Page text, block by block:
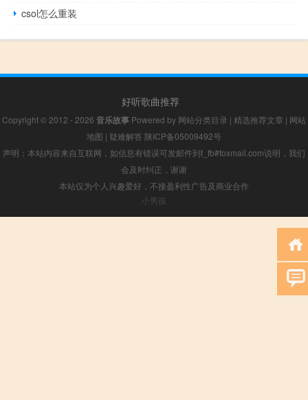
csol怎么重装
好听歌曲推荐
Copyright © 2012 - 2026 音乐故事 Powered by 网站分类目录 | 精选推荐文章 | 网站
地图 | 疑难解答 陕ICP备05009492号
声明：本站内容来自互联网，如信息有错误可发邮件到f_fb#foxmail.com说明，我们
会及时纠正，谢谢
本站仅为个人兴趣爱好，不接盈利性广告及商业合作
小男孩